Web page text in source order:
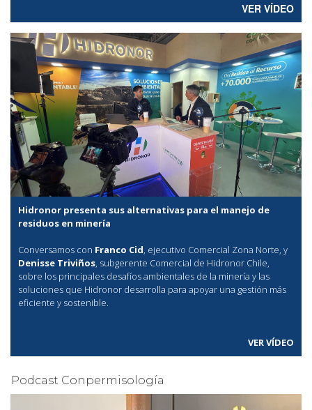
VER VÍDEO
Hidronor presenta sus alternativas para el manejo de
residuos en minería
Conversamos con Franco Cid, ejecutivo Comercial Zona Norte, y
Denisse Triviños, subgerente Comercial de Hidronor Chile,
sobre los principales desafíos ambientales de la minería y las
soluciones que Hidronor desarrolla para apoyar una gestión más
eficiente y sostenible.
VER VÍDEO
Podcast Conpermisología